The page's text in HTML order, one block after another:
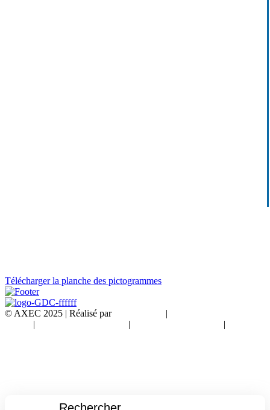
Télécharger la planche des pictogrammes
© AXEC 2025 | Réalisé parPartner Web |
| |
|